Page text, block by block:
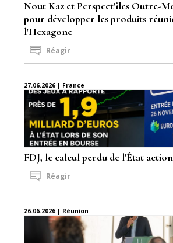
Nout Kaz et Perspect'îles Outre-
pour développer les produits
l'Hexagone
Réagir
27.06.2026 | France
FDJ, le calcul perdu de l'État
Réagir
26.06.2026 | Réunion